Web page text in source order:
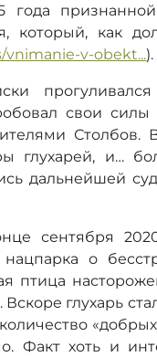
года
который, как
vnimanie-v-obekt...).
свои силы
Столбов.
глухарей, и…
дальнейшей
сентября
нацпарка о
птица
Вскоре глухарь
Факт хоть и